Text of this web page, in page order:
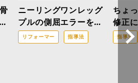
ニーリングワンレッグ
プルの側屈エラーを解
消！「三位一体の修
正」で改善へと導くア
リフォーマー 指導法
ちょ
修正
指導法